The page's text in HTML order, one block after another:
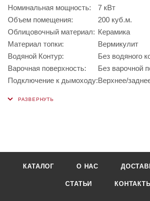
Номинальная мощность:
7 кВт
Объем помещения:
200 куб.м.
Облицовочный материал: Керамика
Материал топки:
Вермикулит
Водяной Контур:
Без водяного
Варочная поверхность:
Без варочной
Подключение к дымоходу:Верхнее/
КАТАЛОГ О НАС
СТАТЬИ КОНТАКТЫ